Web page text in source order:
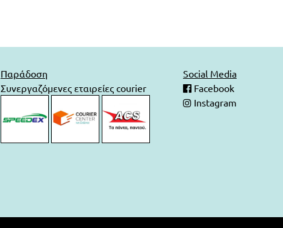
Παράδοση
Συνεργαζόμενες εταιρείες courier
Social Media
Facebook
Instagram